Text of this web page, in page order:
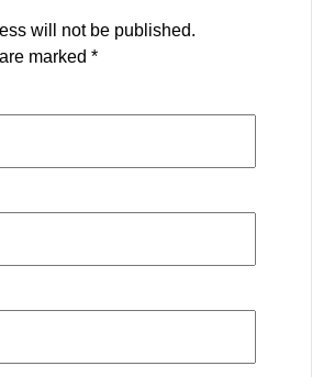
will not be published.
marked *